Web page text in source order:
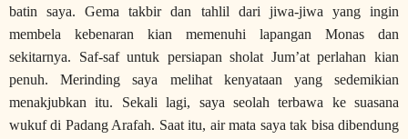
batin saya. Gema takbir dan tahlil dari jiwa-jiwa yang ingin
membela kebenaran kian memenuhi lapangan Monas dan
sekitarnya. Saf-saf untuk persiapan sholat Jum’at perlahan kian
penuh. Merinding saya melihat kenyataan yang sedemikian
menakjubkan itu. Sekali lagi, saya seolah terbawa ke suasana
wukuf di Padang Arafah. Saat itu, air mata saya tak bisa dibendung